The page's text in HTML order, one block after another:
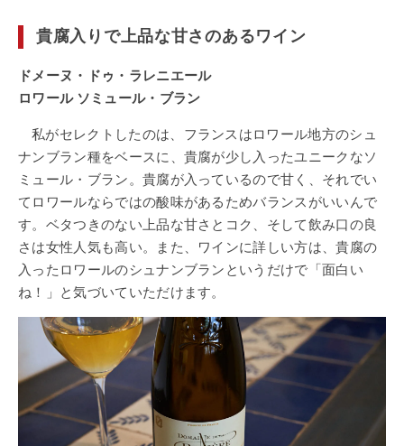
貴腐入りで上品な甘さのあるワイン
ドメーヌ・ドゥ・ラレニエール
ロワール ソミュール・ブラン
私がセレクトしたのは、フランスはロワール地方のシュ
ナンブラン種をベースに、貴腐が少し入ったユニークなソ
ミュール・ブラン。貴腐が入っているので甘く、それでい
てロワールならではの酸味があるためバランスがいいんで
す。ベタつきのない上品な甘さとコク、そして飲み口の良
さは女性人気も高い。また、ワインに詳しい方は、貴腐の
入ったロワールのシュナンブランというだけで「面白い
ね！」と気づいていただけます。